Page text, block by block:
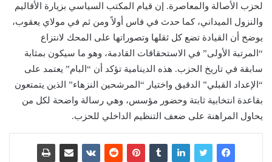
لحزب الأصالة والمعاصرة. إن قيام المكتب السياسي بزيارة الأقاليم
والنزول الميداني، كما حدث في فاس أولاً ومن ثم في مولاي يعقوب،
يوضح أن القيادة تضع كل ثقلها وتصوراتها على المحك لانتزاع
“المرتبة الأولى” في الاستحقاقات القادمة، وهو ما سيكون بمثابة
سابقة في تاريخ الحزب. هذه الدينامية تؤكد أن “البام” يعتمد على
“الإعداد القبلي” الدقيق واختيار “المرشحين النزهاء” الذين يتمتعون
بقاعدة انتخابية ثابتة وحضور مؤسس، وهي رسالة واضحة لكل من
يحاول المراهنة على ضعف التنظيم الداخلي للحزب.